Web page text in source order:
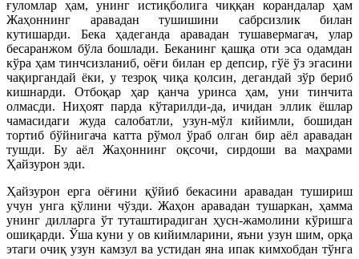
ғуломлар ҳам, унинг истиқболига чиққан корандалар ҳам
Жаҳоннинг аравадан тушишини сабрсизлик билан
кутишарди. Бека ҳадеганда аравадан тушавермагач, улар
бесаранжом бўла бошлади. Беканинг қашқа оти эса одамдан
кўра ҳам тинчсизланиб, оёғи билан ер депсир, гўё ўз эгасини
чақиргандай ёки, у тезроқ чиқа қолсин, дегандай зўр бериб
кишнарди. Отбоқар ҳар қанча уринса ҳам, уни тинчита
олмасди. Ниҳоят парда кўтарилди-да, ичидан эллик ёшлар
чамасидаги жуда салобатли, узун-мўл кийимли, бошидан
тортиб бўйнигача катта рўмол ўраб олган бир аёл аравадан
тушди. Бу аёл Жаҳоннинг оқсочи, сирдоши ва маҳрами
Ҳайзурон эди.
Ҳайзурон ерга оёғини қўйиб бекасини аравадан тушириш
учун унга қўлини чўзди. Жаҳон аравадан тушаркан, ҳамма
унинг дилларга ўт туташтирадиган ҳусн-жамолини кўришга
ошиқарди. Ўша куни у ов кийимларини, яъни узун шим, орқа
этаги очиқ узун камзул ва устидан яна ипак кимхобдан тўнга